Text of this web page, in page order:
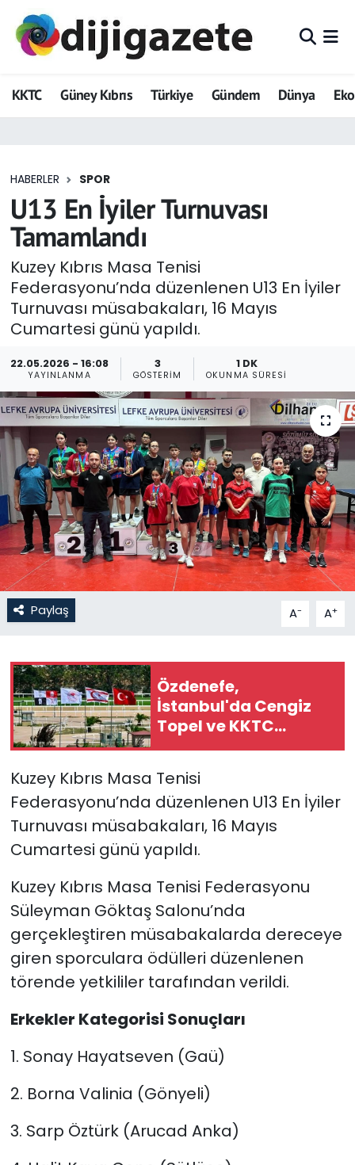
KKTC Güney Kıbrıs Türkiye Gündem Dünya
HABERLER SPOR
U13 En İyiler Turnuvası
Tamamlandı
Kuzey Kıbrıs Masa Tenisi
Federasyonu’nda düzenlenen U13 En İyiler
Turnuvası müsabakaları, 16 Mayıs
Cumartesi günü yapıldı.
22.05.2026 - 16:08
YAYINLANMA
3
GÖSTERIM
1 DK
OKUNMA SÜRESI
Paylaş A- A+
Özdenefe,
İstanbul'da Cengiz
Topel ve KKTC
koşularını izledi
Kuzey Kıbrıs Masa Tenisi
Federasyonu’nda düzenlenen U13 En İyiler
Turnuvası müsabakaları, 16 Mayıs
Cumartesi günü yapıldı.
Kuzey Kıbrıs Masa Tenisi Federasyonu
Süleyman Göktaş Salonu’nda
gerçekleştiren müsabakalarda dereceye
giren sporculara ödülleri düzenlenen
törende yetkililer tarafından verildi.
Erkekler Kategorisi Sonuçları
1. Sonay Hayatseven (Gaü)
2. Borna Valinia (Gönyeli)
3. Sarp Öztürk (Arucad Anka)
ADVERTORIAL
Dijigazete
Eğitim
Ekonomi
Foto Galeri
GEZİ
Gündem
KKTC
KKTC YEREL SEÇİM 2018
Kültür Sanat
Magazin
Moda
Nöbetçi Eczaneler
Otomobil Dünyası
Politika
SAĞLIK
Spor
Teknoloji
Video Galeri
YAŞAM
Yazarlar
Hava Durumu
Trafik Durumu
Tüm Manşetler
Son Dakika Haberleri
Haber Arşivi